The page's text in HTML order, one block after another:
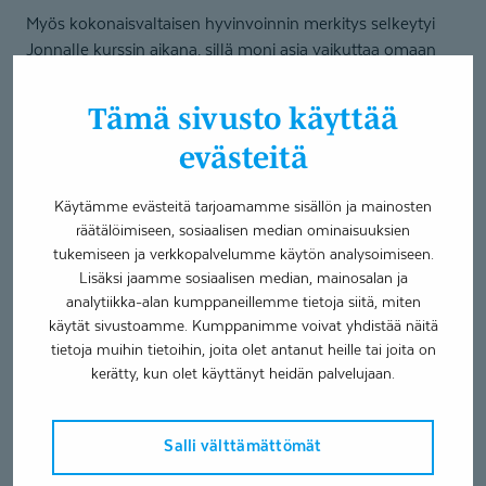
Tämä sivusto käyttää
evästeitä
Käytämme evästeitä tarjoamamme sisällön ja mainosten
räätälöimiseen, sosiaalisen median ominaisuuksien
tukemiseen ja verkkopalvelumme käytön analysoimiseen.
Lisäksi jaamme sosiaalisen median, mainosalan ja
analytiikka-alan kumppaneillemme tietoja siitä, miten
käytät sivustoamme. Kumppanimme voivat yhdistää näitä
tietoja muihin tietoihin, joita olet antanut heille tai joita on
kerätty, kun olet käyttänyt heidän palvelujaan.
Salli välttämättömät
Myös kokonaisvaltaisen hyvinvoinnin merkitys selkeytyi
Jonnalle kurssin aikana, sillä moni asia vaikuttaa omaan
verraton vertaistuki
sopeutumisvalmennuksen tarjoaman vertaistuen.
”Kurssilla oli omalla tavallaan hyvää se, että yhdessä oli
juuri sairastuneita, mutta myös vanhempia konkareita. Sain
paljon hyviä neuvoja etenkin kokeneilta kurssilaisilta.”
Ilman tukea Jonna ei jää jatkossakaan, sillä kurssin aikana
perustetusta Whatsapp-ryhmästä on ollut apua
kesken tietoa ja kokemuksia sekä tuetaan toisia. Myös itse
valmennukseen kuuluu jälkiseuranta, joka Jonnan
mielestä on arvokas jatkumo kurssille. ”Kurssin jälkeenkin